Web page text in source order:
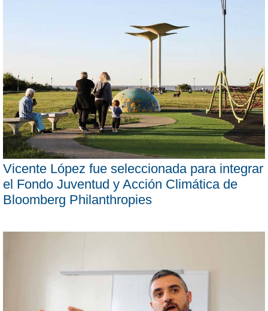
Vicente López fue seleccionada para integrar
el Fondo Juventud y Acción Climática de
Bloomberg Philanthropies